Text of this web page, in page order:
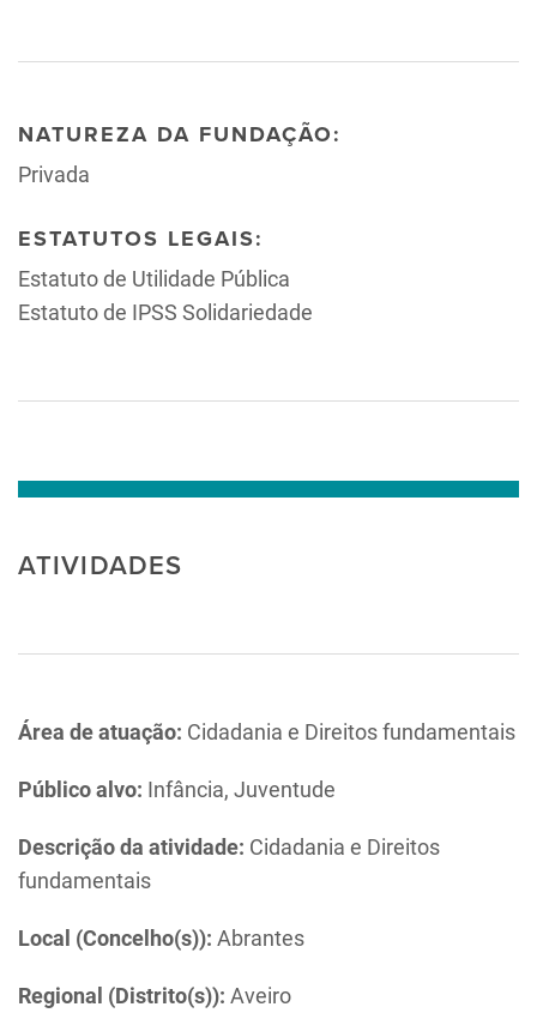
NATUREZA DA FUNDAÇÃO:
Privada
ESTATUTOS LEGAIS:
Estatuto de Utilidade Pública
Estatuto de IPSS Solidariedade
ATIVIDADES
Área de atuação: Cidadania e Direitos fundamentais
Público alvo: Infância, Juventude
Descrição da atividade: Cidadania e Direitos
fundamentais
Local (Concelho(s)): Abrantes
Regional (Distrito(s)): Aveiro